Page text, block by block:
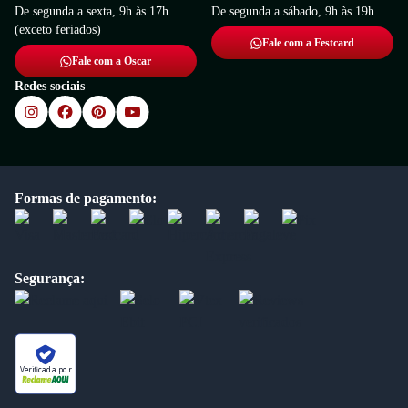
De segunda a sexta, 9h às 17h
(exceto feriados)
Fale com a Oscar
De segunda a sábado, 9h às 19h
Fale com a Festcard
Redes sociais
Formas de pagamento:
Segurança:
Verificada por